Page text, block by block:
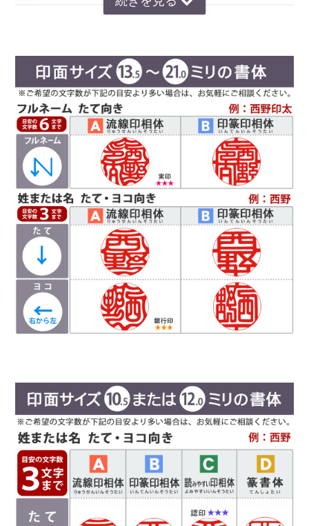
ンスをとるのが難しいのですが、独自の作風で文
字を折り曲げ、空間を埋めるデザインが特徴で
す。直線基調の印影は、気品があり上品な印象で
好まれています。定評のある西野センスで全体のバランスを整え枠内
に収めます。
Ｃ 読 みやすい 印相体(よみやすいいんそうたい)
印相体を読みやすくした西野工房独自の書体で
す。認印によく使用され、他の書体より判読性が
高い書体になり、社内文書などの確認印としての
使用をお勧めしています。
Ｄ篆書体 （てんしょたい）
す。厳粛で、格調高い印章としてよく使われま
す。紙幣に捺される由緒正しき書体です。彫刻を
行う文字数やバランスによって、書体サンプルと
は異なり「上下左右の余白が広い場合や狭い場
合」がありますので、ご希望があるお客様は備考
欄にお書き添え下さい。